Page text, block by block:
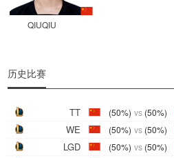
QIUQIU
历史比赛
TT (50%) vs (50%)
WE (50%) vs (50%)
LGD (50%) vs (50%)